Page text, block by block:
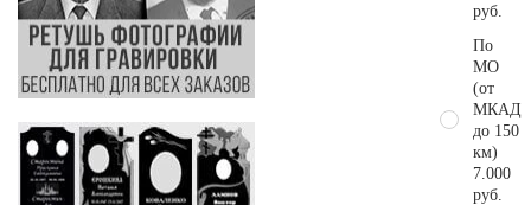
руб.
По
МО
(от
МКАД
до 150
км)
7.000
руб.